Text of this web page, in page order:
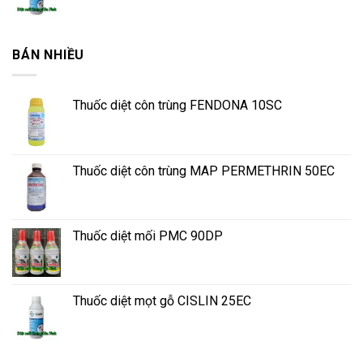
BÁN NHIỀU
Thuốc diệt côn trùng FENDONA 10SC
Thuốc diệt côn trùng MAP PERMETHRIN 50EC
Thuốc diệt mối PMC 90DP
Thuốc diệt mọt gỗ CISLIN 25EC